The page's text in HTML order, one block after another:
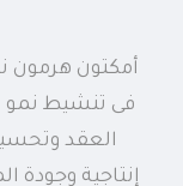
أمكتون هرمون
فى تنشيط نمو
العقد
إنتاجية